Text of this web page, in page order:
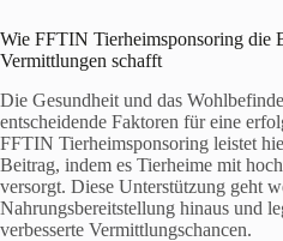
Wie FFTIN Tierheimsponsoring die
Vermittlungen schafft
Die Gesundheit und das
entscheidende Faktoren für eine
FFTIN Tierheimsponsoring leistet
Beitrag, indem es Tierheime mit
versorgt. Diese Unterstützung geht
Nahrungsbereitstellung hinaus und
verbesserte Vermittlungschancen.